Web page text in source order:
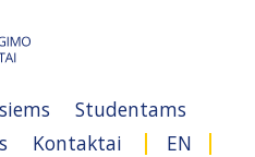
Studentams
Kontaktai
EN